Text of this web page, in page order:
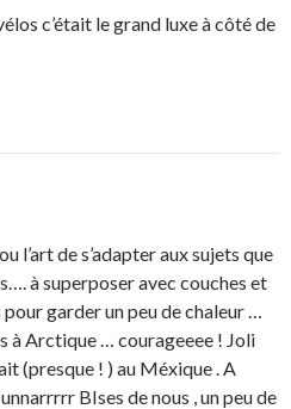
c’était le grand luxe à côté de
l’art de s’adapter aux sujets que
à superposer avec couches et
garder un peu de chaleur …
à Arctique … courageeee ! Joli
(presque ! ) au Méxique . A
BIses de nous , un peu de